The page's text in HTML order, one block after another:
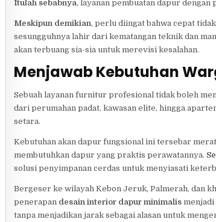
Itulah sebabnya, layanan pembuatan dapur
Meskipun demikian, perlu diingat bahwa cepat
sesungguhnya lahir dari kematangan teknik dan
akan terbuang sia-sia untuk merevisi kesalahan.
Menjawab Kebutuhan
Sebuah layanan furnitur profesional tidak boleh
dari perumahan padat, kawasan elite, hingga
setara.
Kebutuhan akan dapur fungsional ini tersebar
membutuhkan dapur yang praktis perawatannya.
solusi penyimpanan cerdas untuk menyiasati
Bergeser ke wilayah Kebon Jeruk, Palmerah, dan
penerapan desain interior dapur minimalismenjadi
tanpa menjadikan jarak sebagai alasan untuk